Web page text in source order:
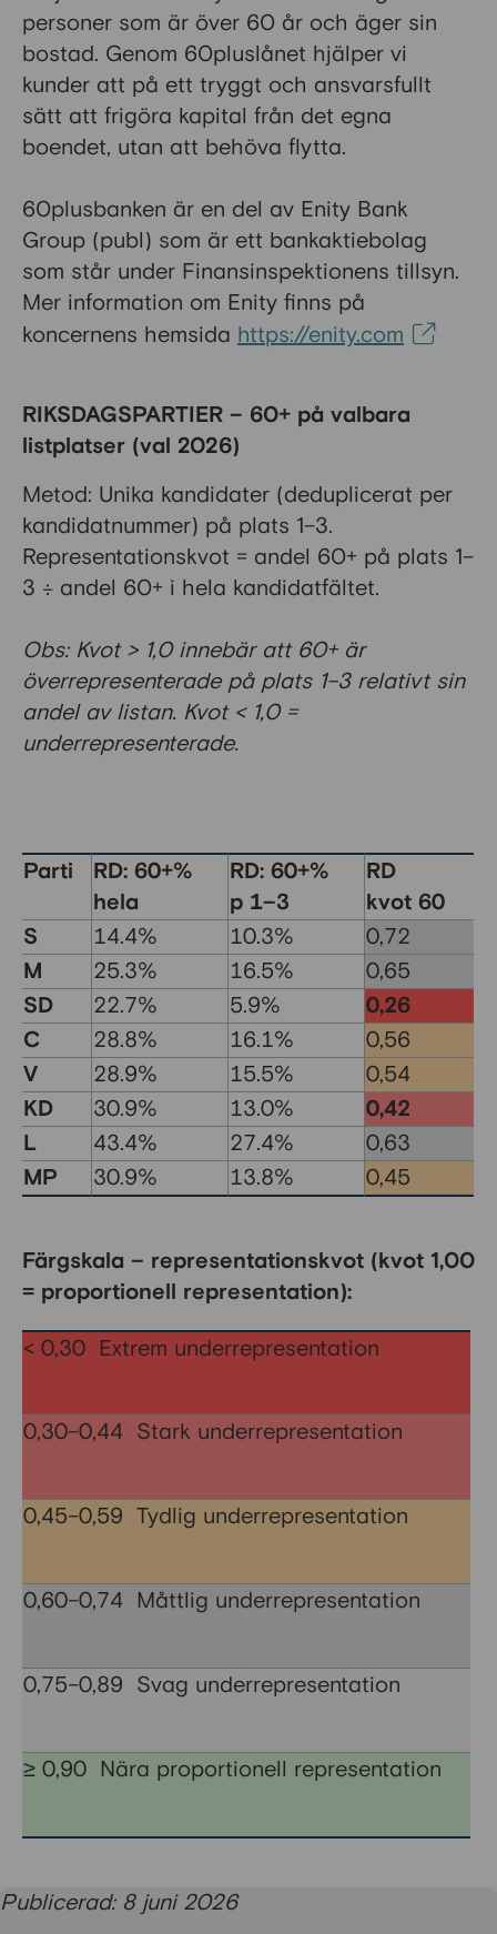
personer som är över 60 år och äger sin
bostad. Genom 60pluslånet hjälper vi
kunder att på ett tryggt och ansvarsfullt
sätt att frigöra kapital från det egna
boendet, utan att behöva flytta.
60plusbanken är en del av Enity Bank
Group (publ) som är ett bankaktiebolag
som står under Finansinspektionens tillsyn.
Mer information om Enity finns på
koncernens hemsida https://enity.com
RIKSDAGSPARTIER – 60+ på valbara
listplatser (val 2026)
Metod: Unika kandidater (deduplicerat per
kandidatnummer) på plats 1–3.
Representationskvot = andel 60+ på plats 1–
3 ÷ andel 60+ i hela kandidatfältet.
Obs: Kvot > 1,0 innebär att 60+ är
överrepresenterade på plats 1–3 relativt sin
andel av listan. Kvot < 1,0 =
underrepresenterade.
Parti
RD: 60+%
hela
RD: 60+%
p 1–3
RD
kvot 60
S
14.4% 10.3%
0,72
M
25.3% 16.5%
0,65
SD
22.7% 5.9%
0,26
C
28.8% 16.1%
0,56
V
28.9% 15.5%
0,54
KD
30.9% 13.0%
0,42
L
43.4% 27.4%
0,63
MP
30.9% 13.8% 0,45
Färgskala – representationskvot (kvot 1,00
= proportionell representation):
< 0,30 Extrem underrepresentation
0,30–0,44 Stark underrepresentation
0,45–0,59 Tydlig underrepresentation
0,60–0,74 Måttlig underrepresentation
0,75–0,89 Svag underrepresentation
≥ 0,90 Nära proportionell representation
Publicerad: 8 juni 2026